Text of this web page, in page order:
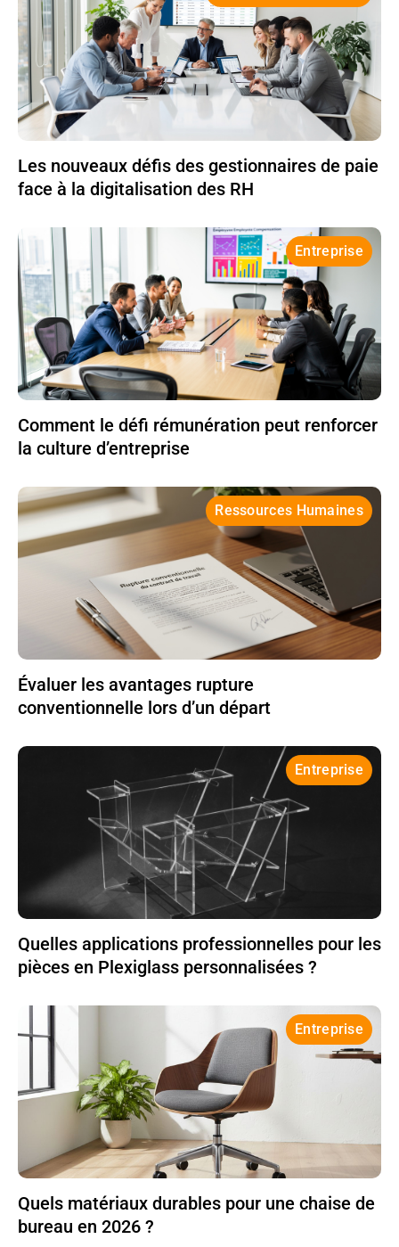
Les nouveaux défis des gestionnaires de paie
face à la digitalisation des RH
Entreprise
Comment le défi rémunération peut renforcer
la culture d’entreprise
Ressources Humaines
Évaluer les avantages rupture
conventionnelle lors d’un départ
Entreprise
Quelles applications professionnelles pour les
pièces en Plexiglass personnalisées ?
Entreprise
Quels matériaux durables pour une chaise de
bureau en 2026 ?